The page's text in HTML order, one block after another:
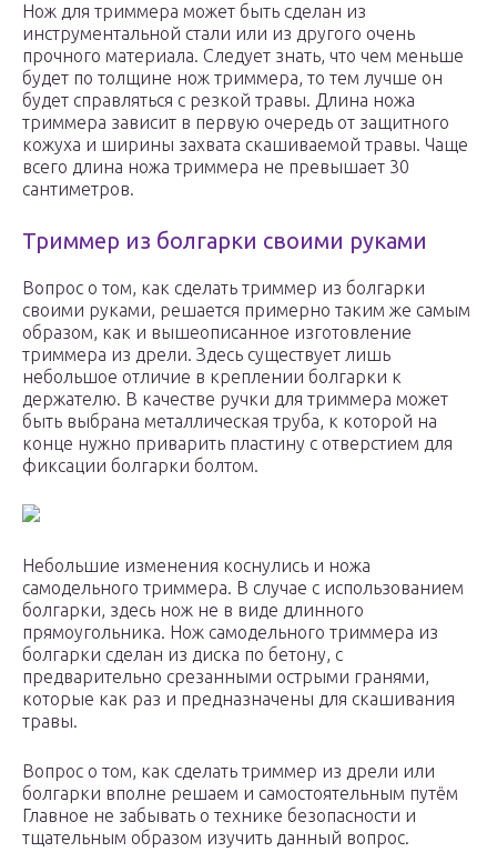
Нож для триммера может быть сделан из
инструментальной стали или из другого очень
прочного материала. Следует знать, что чем меньше
будет по толщине нож триммера, то тем лучше он
будет справляться с резкой травы. Длина ножа
триммера зависит в первую очередь от защитного
кожуха и ширины захвата скашиваемой травы. Чаще
всего длина ножа триммера не превышает 30
сантиметров.
Триммер из болгарки своими руками
Вопрос о том, как сделать триммер из болгарки
своими руками, решается примерно таким же самым
образом, как и вышеописанное изготовление
триммера из дрели. Здесь существует лишь
небольшое отличие в креплении болгарки к
держателю. В качестве ручки для триммера может
быть выбрана металлическая труба, к которой на
конце нужно приварить пластину с отверстием для
фиксации болгарки болтом.
Небольшие изменения коснулись и ножа
самодельного триммера. В случае с использованием
болгарки, здесь нож не в виде длинного
прямоугольника. Нож самодельного триммера из
болгарки сделан из диска по бетону, с
предварительно срезанными острыми гранями,
которые как раз и предназначены для скашивания
травы.
Вопрос о том, как сделать триммер из дрели или
болгарки вполне решаем и самостоятельным путём
Главное не забывать о технике безопасности и
тщательным образом изучить данный вопрос.